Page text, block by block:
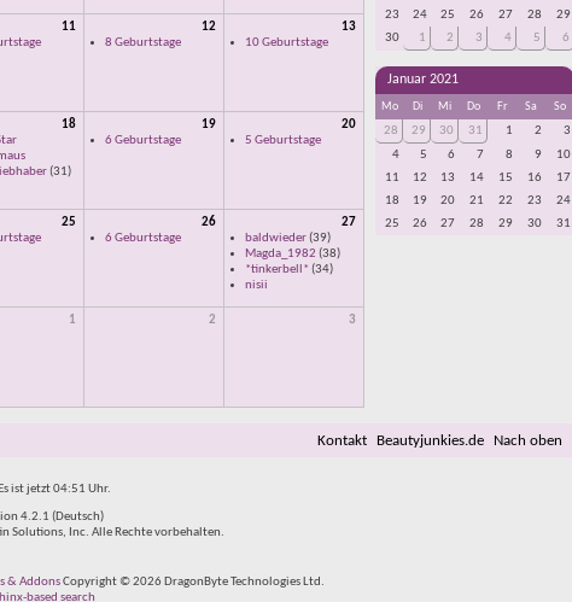
11
12
8 Geburtstage
13
10 Geburtstage
18
(31)
19
6 Geburtstage
20
5 Geburtstage
25
26
6 Geburtstage
27
baldwieder(39)
Magda_1982 (38)
*tinkerbell* (34)
nisii
1 2 3
23
24 25 26 27 28
29
30
1 2 3 4 5 6
Januar 2021
Mo Di Mi Do Fr Sa So
28 29 30 31 1 2
3
4
5 6 7 8 9
10
11
12 13 14 15 16
17
18
19 20 21 22 23
24
25
26 27 28 29 30 31
Kontakt Beautyjunkies.de Nach oben
ist jetzt04:51 Uhr.
4.2.1 (Deutsch)
Solutions, Inc. Alle Rechte vorbehalten.
& AddonsCopyright © 2026 DragonByte Technologies Ltd.
based search